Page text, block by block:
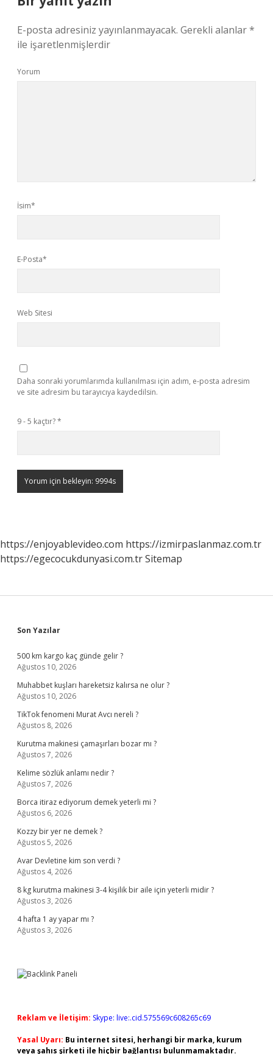
E-posta adresiniz yayınlanmayacak. Gerekli alanlar*
ile işaretlenmişlerdir
Yorum
İsim*
E-Posta*
Web Sitesi
Daha sonraki yorumlarımda kullanılması için adım, e-posta adresim
ve site adresim bu tarayıcıya kaydedilsin.
9 - 5 kaçtır?*
https://enjoyablevideo.com https://izmirpaslanmaz.com.tr
https://egecocukdunyasi.com.trSitemap
Sidebar
Son Yazılar
500 km kargo kaç günde gelir ?
Ağustos 10, 2026
Muhabbet kuşları hareketsiz kalırsa ne olur ?
Ağustos 10, 2026
TikTok fenomeni Murat Avcı nereli ?
Ağustos 8, 2026
Kurutma makinesi çamaşırları bozar mı ?
Ağustos 7, 2026
Kelime sözlük anlamı nedir ?
Ağustos 7, 2026
Borca itiraz ediyorum demek yeterli mi ?
Ağustos 6, 2026
Kozzy bir yer ne demek ?
Ağustos 5, 2026
Avar Devletine kim son verdi ?
Ağustos 4, 2026
8 kg kurutma makinesi 3-4 kişilik bir aile için yeterli midir ?
Ağustos 3, 2026
4 hafta 1 ay yapar mı ?
Ağustos 3, 2026
Reklam ve İletişim: Skype: live:.cid.575569c608265c69
Yasal Uyarı: Bu internet sitesi, herhangi bir marka, kurum
veya şahıs şirketi ile hiçbir bağlantısı bulunmamaktadır.